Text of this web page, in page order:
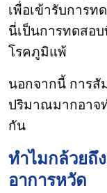
เพื่อเข้ารับการ
นี่เป็นการทดสอ
โรคภูมิแพ้
นอกจากนี้ การสั
ปริมาณมากอาจ
กัน
ทำไมกล้วยถึ
อาการหวัด